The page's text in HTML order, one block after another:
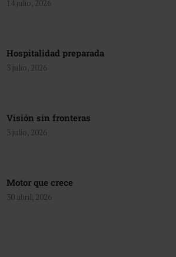
14 julio, 2026
Hospitalidad preparada
3 julio, 2026
Visión sin fronteras
3 julio, 2026
Motor que crece
30 abril, 2026